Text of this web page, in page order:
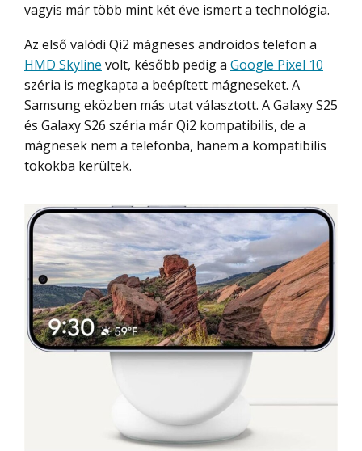
vagyis már több mint két éve ismert a technológia.
Az első valódi Qi2 mágneses androidos telefon a
HMD Skyline volt, később pedig a Google Pixel 10
széria is megkapta a beépített mágneseket. A
Samsung eközben más utat választott. A Galaxy S25
és Galaxy S26 széria már Qi2 kompatibilis, de a
mágnesek nem a telefonba, hanem a kompatibilis
tokokba kerültek.